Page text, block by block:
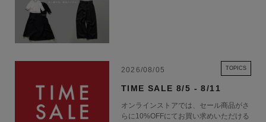
2026/08/05 TOPICS
TIME SALE 8/5 - 8/11
オンラインストアでは、セール商品がさ
らに10%OFFにてお買い求めいただける